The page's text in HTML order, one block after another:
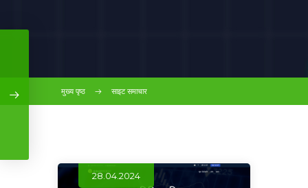
मुख्य पृष्ठ साइट समाचार
28.04.2024